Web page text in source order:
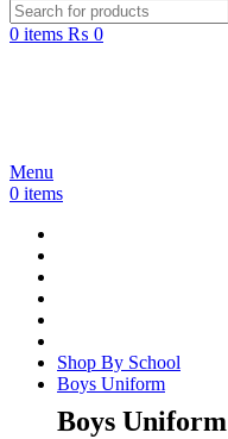
0 items ₨ 0
Menu
0 items
Shop By School
Boys Uniform
Boys Uniform